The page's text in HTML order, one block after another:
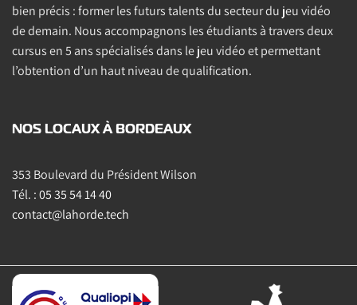
bien précis : former les futurs talents du secteur du jeu vidéo
de demain. Nous accompagnons les étudiants à travers deux
cursus en 5 ans spécialisés dans le jeu vidéo et permettant
l’obtention d’un haut niveau de qualification.
NOS LOCAUX À BORDEAUX
353 Boulevard du Président Wilson
Tél. :05 35 54 14 40
contact@lahorde.tech